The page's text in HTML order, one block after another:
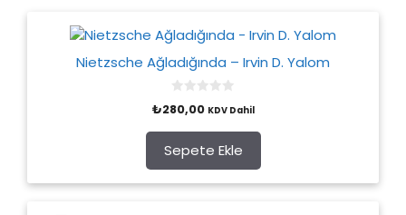
Nietzsche Ağladığında – Irvin D. Yalom
0
o
t
o
f
5
₺280,00 KDV Dahil
Sepete Ekle